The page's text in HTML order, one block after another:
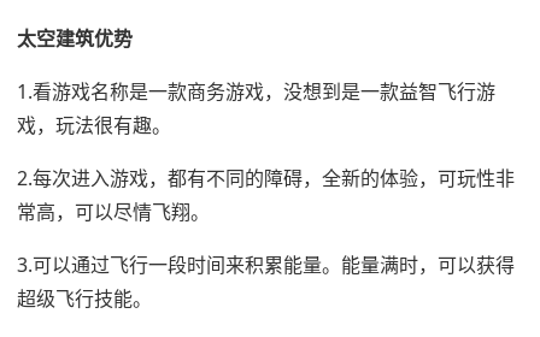
太空建筑优势
1.看游戏名称是一款商务游戏，没想到是一款益智飞行游
戏，玩法很有趣。
2.每次进入游戏，都有不同的障碍，全新的体验，可玩性非
常高，可以尽情飞翔。
3.可以通过飞行一段时间来积累能量。能量满时，可以获得
超级飞行技能。